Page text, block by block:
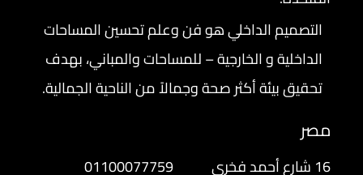
التصميم الداخلي هو فن وعلم تحسين المساحات
الداخلية و الخارجية – للمساحات والمباني، بهدف
تحقيق بيئة أكثر صحة وجمالاً من الناحية الجمالية.
مصر
16 شارع أحمد فخري 01100077759